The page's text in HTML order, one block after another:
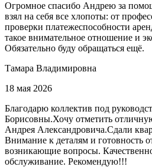
Огромное спасибо Андрею за
взял на себя все хлопоты: от
проверки платежеспособности
такое внимательное отношение и
Обязательно буду обращаться ещё.
Тамара Владимировна
18 мая 2026
Благодарю коллектив под
Борисовны.Хочу отметить
Андрея Александровича.Сдали
Внимание к деталям и готовность
возникающие вопросы.
обслуживание. Рекомендую!!!